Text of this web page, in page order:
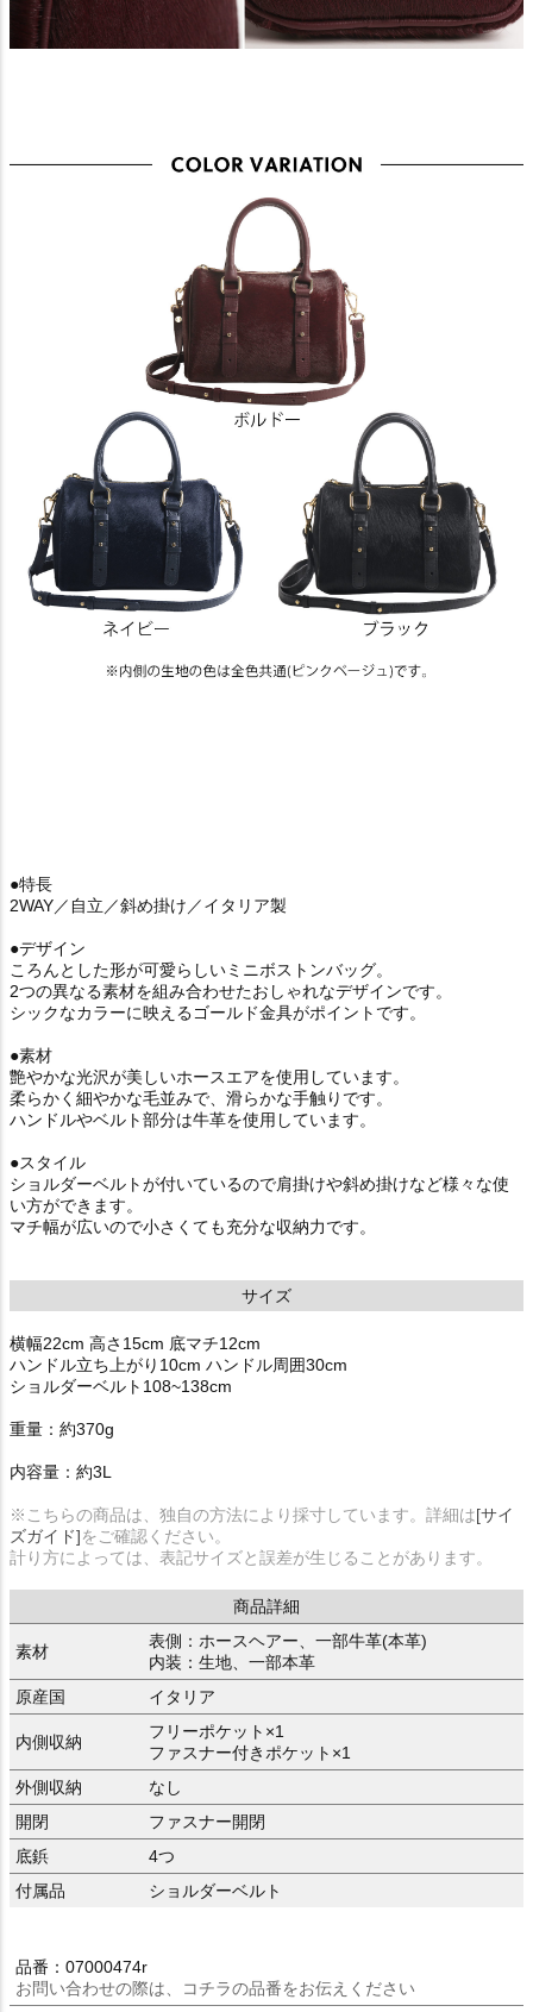
●特長
2WAY／自立／斜め掛け／イタリア製
●デザイン
ころんとした形が可愛らしいミニボストンバッグ。
2つの異なる素材を組み合わせたおしゃれなデザインです。
シックなカラーに映えるゴールド金具がポイントです。
●素材
艶やかな光沢が美しいホースエアを使用しています。
柔らかく細やかな毛並みで、滑らかな手触りです。
ハンドルやベルト部分は牛革を使用しています。
●スタイル
ショルダーベルトが付いているので肩掛けや斜め掛けなど様々な使
い方ができます。
マチ幅が広いので小さくても充分な収納力です。
サイズ
横幅22cm 高さ15cm 底マチ12cm
ハンドル立ち上がり10cm ハンドル周囲30cm
ショルダーベルト108~138cm
重量：約370g
内容量：約3L
※こちらの商品は、独自の方法により採寸しています。詳細は[サイ
ズガイド]をご確認ください。
計り方によっては、表記サイズと誤差が生じることがあります。
商品詳細
素材
表側：ホースヘアー、一部牛革(本革)
内装：生地、一部本革
原産国
イタリア
内側収納
フリーポケット×1
ファスナー付きポケット×1
外側収納
なし
開閉
ファスナー開閉
底鋲
4つ
付属品
ショルダーベルト
品番：07000474r
お問い合わせの際は、コチラの品番をお伝えください